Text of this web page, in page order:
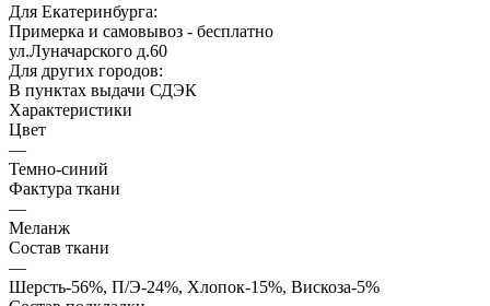
Для Екатеринбурга:
Примерка и самовывоз - бесплатно
ул.Луначарского д.60
Для других городов:
В пунктах выдачи СДЭК
Характеристики
Цвет
—
Темно-синий
Фактура ткани
—
Меланж
Состав ткани
—
Шерсть-56%, П/Э-24%, Хлопок-15%, Вискоза-5%